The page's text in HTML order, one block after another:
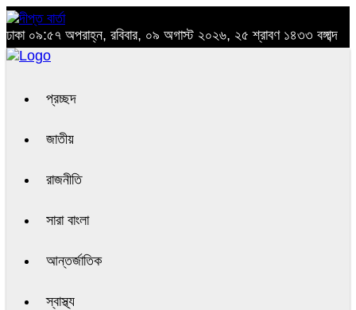
ঢাকা ০৯:৫৭ অপরাহ্ন, রবিবার, ০৯ অগাস্ট ২০২৬, ২৫ শ্রাবণ ১৪৩৩ বঙ্গাব্দ
প্রচ্ছদ
জাতীয়
রাজনীতি
সারা বাংলা
আন্তর্জাতিক
স্বাস্থ্য